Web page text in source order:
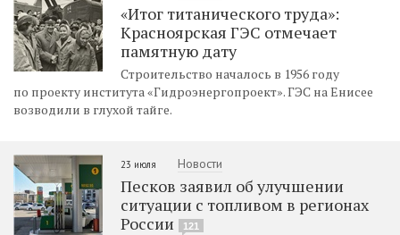
«Итог титанического труда»:
Красноярская ГЭС отмечает
памятную дату
Строительство началось в 1956 году
по проекту института «Гидроэнергопроект». ГЭС на Енисее
возводили в глухой тайге.
23 июля Новости
Песков заявил об улучшении
ситуации с топливом в регионах
России
121